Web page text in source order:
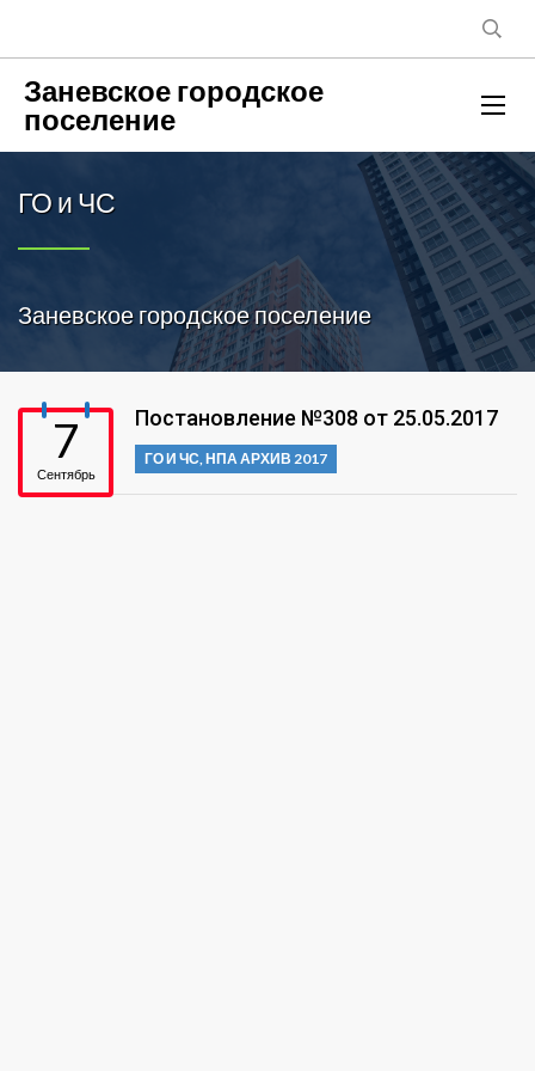
Заневское городское
поселение
ГО и ЧС
Заневское городское поселение
7
Сентябрь
Постановление №308 от 25.05.2017
ГО И ЧС,НПА АРХИВ 2017